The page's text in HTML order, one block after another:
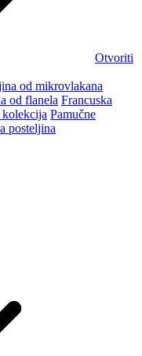
Otvoriti
od mikrovlakana
od flanela Francuska
Pamučne
posteljina